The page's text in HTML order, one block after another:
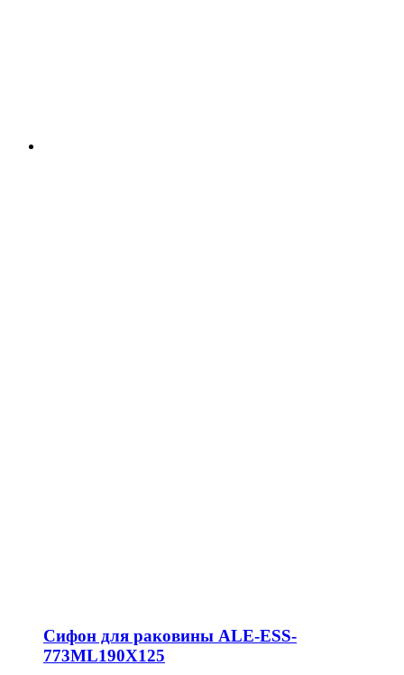
Сифон для раковины ALE-ESS-
773ML190X125